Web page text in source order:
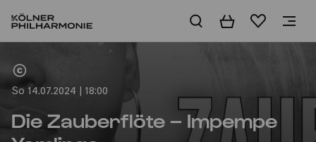
WarenkorbMerkliste
So 14.07.2024 | 18:00
Die Zauberflöte – Impempe